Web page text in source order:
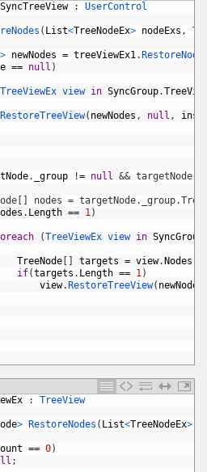
SyncTreeView :
UserControl
( List<TreeNodeEx> nodeExs ,
> newNodes = treeViewEx1.
== null )
TreeViewEx view in SyncGroup.
RestoreTreeView( newNodes , null ,
. _group != null &&
. Length == 1)
(TreeViewEx view in SyncGroup
TreeNode
targets = view. Nodes
if(targets . Length == 1)
view. RestoreTreeView( newNodes
:
TreeView
> RestoreNodes ( List<TreeNodeEx>
== 0)
;